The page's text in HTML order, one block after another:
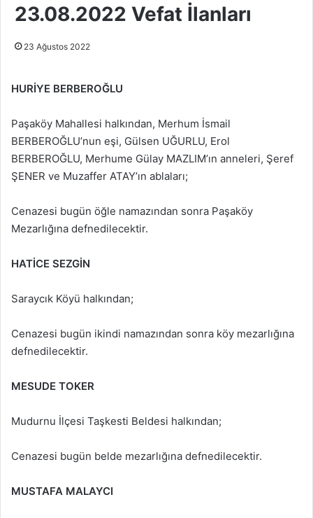
23.08.2022 Vefat İlanları
23 Ağustos 2022
HURİYE BERBEROĞLU
Paşaköy Mahallesi halkından, Merhum İsmail
BERBEROĞLU’nun eşi, Gülsen UĞURLU, Erol
BERBEROĞLU, Merhume Gülay MAZLIM’ın anneleri, Şeref
ŞENER ve Muzaffer ATAY’ın ablaları;
Cenazesi bugün öğle namazından sonra Paşaköy
Mezarlığına defnedilecektir.
HATİCE SEZGİN
Saraycık Köyü halkından;
Cenazesi bugün ikindi namazından sonra köy mezarlığına
defnedilecektir.
MESUDE TOKER
Mudurnu İlçesi Taşkesti Beldesi halkından;
Cenazesi bugün belde mezarlığına defnedilecektir.
MUSTAFA MALAYCI